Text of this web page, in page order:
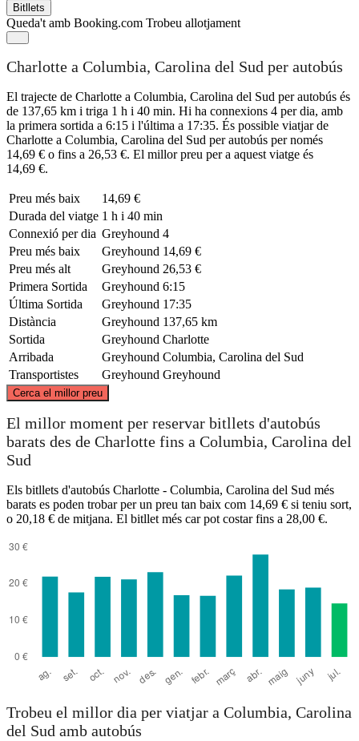
Bitllets
Queda't amb Booking.com Trobeu allotjament
Charlotte a Columbia, Carolina del Sud per autobús
El trajecte de Charlotte a Columbia, Carolina del Sud per autobús és
de 137,65 km i triga 1 h i 40 min. Hi ha connexions 4 per dia, amb
la primera sortida a 6:15 i l'última a 17:35. És possible viatjar de
Charlotte a Columbia, Carolina del Sud per autobús per només
14,69 € o fins a 26,53 €. El millor preu per a aquest viatge és
14,69 €.
Preu més baix
14,69 €
Durada del viatge 1 h i 40 min
Connexió per dia Greyhound 4
Preu més baix
Greyhound 14,69 €
Preu més alt
Greyhound 26,53 €
Primera Sortida
Greyhound 6:15
Última Sortida
Greyhound 17:35
Distància
Greyhound 137,65 km
Sortida
Greyhound Charlotte
Arribada
Greyhound Columbia, Carolina del Sud
Transportistes
Greyhound Greyhound
Cerca el millor preu
Columbia, SC
©CARTO, ©
El millor moment per reservar bitllets d'autobús
barats des de Charlotte fins a Columbia, Carolina del
Sud
Els bitllets d'autobús Charlotte - Columbia, Carolina del Sud més
barats es poden trobar per un preu tan baix com 14,69 € si teniu sort,
o 20,18 € de mitjana. El bitllet més car pot costar fins a 28,00 €.
Trobeu el millor dia per viatjar a Columbia, Carolina
del Sud amb autobús